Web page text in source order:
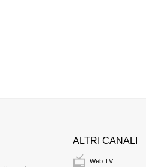
ALTRI CANALI
Web TV